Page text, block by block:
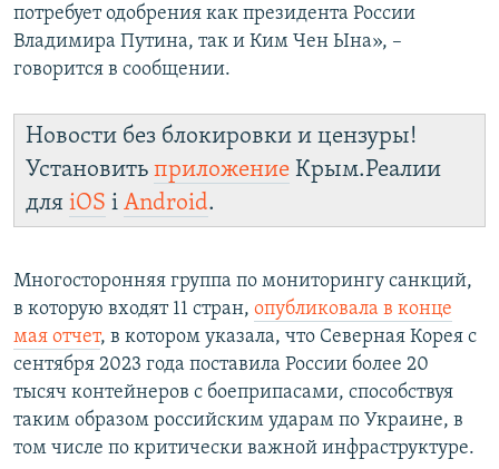
потребует одобрения как президента России
Владимира Путина, так и Ким Чен Ына», –
говорится в сообщении.
Новости без блокировки и цензуры!
Установить приложение Крым.Реалии
для iOS і Android.
Многосторонняя группа по мониторингу санкций,
в которую входят 11 стран, опубликовала в конце
мая отчет, в котором указала, что Северная Корея с
сентября 2023 года поставила России более 20
тысяч контейнеров с боеприпасами, способствуя
таким образом российским ударам по Украине, в
том числе по критически важной инфраструктуре.